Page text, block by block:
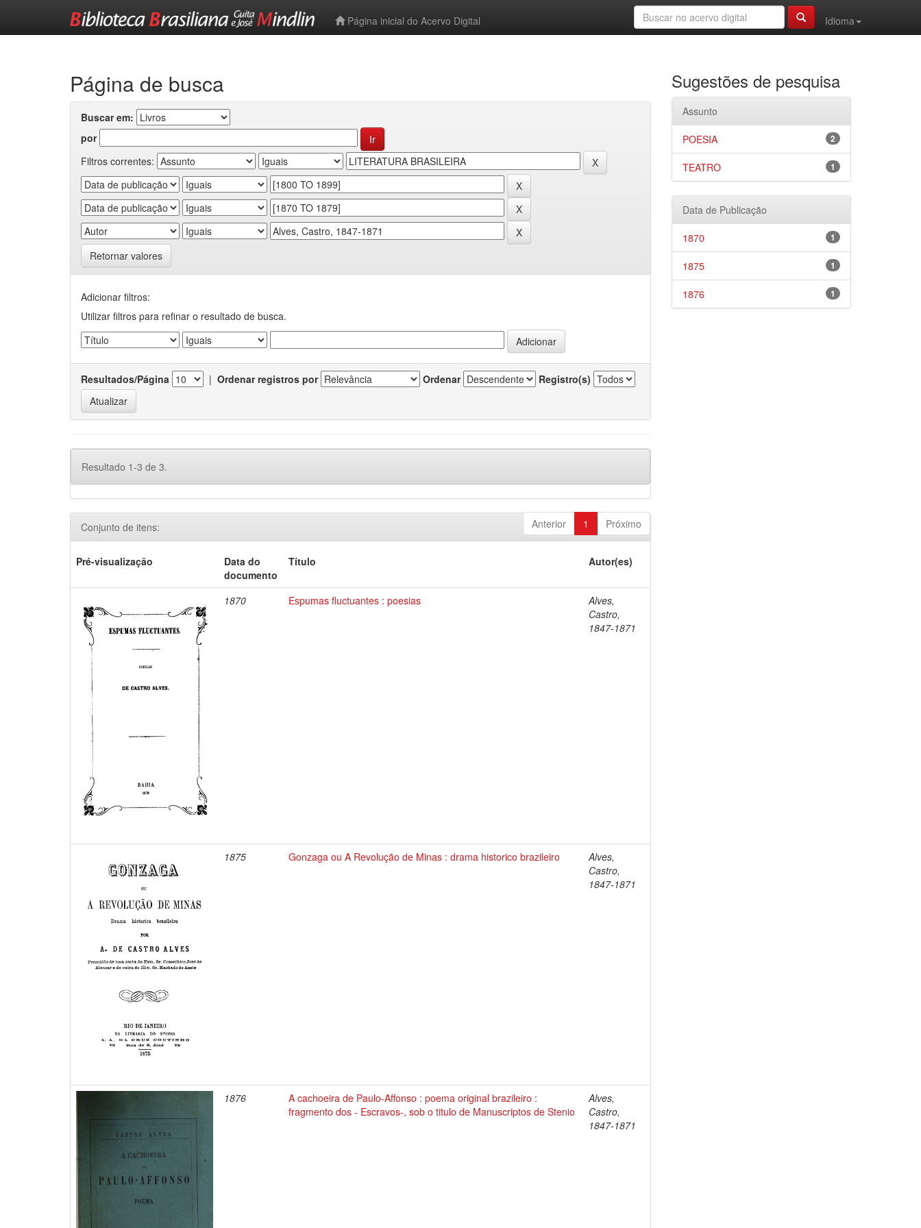
Página inicial do Acervo Digital
Idioma
Página de busca
Buscar em:
por
Filtros correntes:
Retornar valores
Adicionar filtros:
Utilizar filtros para refinar o resultado de busca.
Resultados/Página | Ordenar registros por Ordenar Registro(s)
Resultado 1-3 de 3.
Anterior 1 Próximo
Conjunto de itens:
Pré-visualização
Data do
documento
Título Autor(es)
1870 Espumas fluctuantes : poesias
Alves,
Castro,
1847-1871
1875 Gonzaga ou A Revolução de Minas : drama historico brazileiro
Alves,
Castro,
1847-1871
1876
A cachoeira de Paulo-Affonso : poema original brazileiro :
fragmento dos - Escravos-, sob o titulo de Manuscriptos de Stenio
Alves,
Castro,
1847-1871
Sugestões de pesquisa
Assunto
2
POESIA
1
TEATRO
Data de Publicação
1
1870
1
1875
1
1876